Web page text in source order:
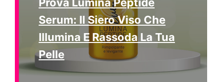
Serum: Il Siero Viso Che
Illumina E Rassoda La Tua
Pelle